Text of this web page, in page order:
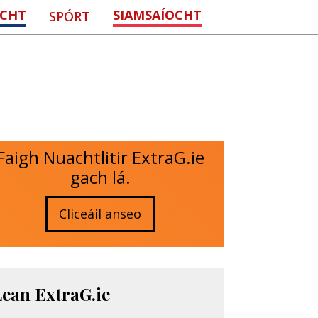
SPÓRT SIAMSAÍOCHT
Nuachtlitir ExtraG.ie
gach lá.
Cliceáil anseo
ExtraG.ie